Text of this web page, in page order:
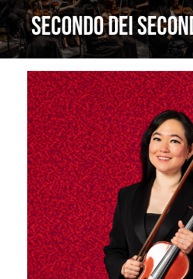
FORMAZIONE
CONTATTI
CERCA
PER:
Secondo dei